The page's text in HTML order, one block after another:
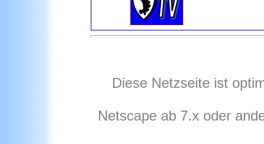
Diese Netzseite ist
Netscape ab 7.x oder